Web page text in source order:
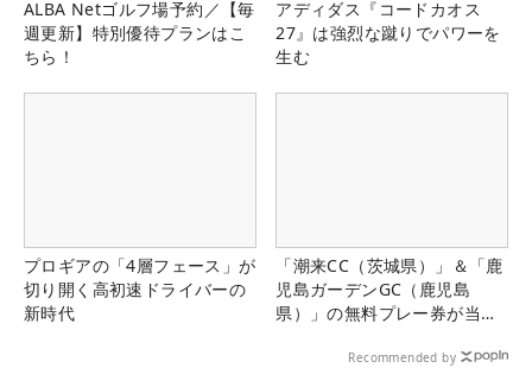
ALBA Netゴルフ場予約／【毎
週更新】特別優待プランはこ
ちら！
アディダス『コードカオス
27』は強烈な蹴りでパワーを
生む
プロギアの「4層フェース」が
切り開く高初速ドライバーの
新時代
「潮来CC（茨城県）」＆「鹿
児島ガーデンGC（鹿児島
県）」の無料プレー券が当た
Recommended by